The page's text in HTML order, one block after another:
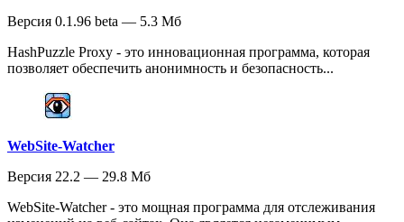
Версия 0.1.96 beta — 5.3 Мб
HashPuzzle Proxy - это инновационная программа, которая
позволяет обеспечить анонимность и безопасность...
WebSite-Watcher
Версия 22.2 — 29.8 Мб
WebSite-Watcher - это мощная программа для отслеживания